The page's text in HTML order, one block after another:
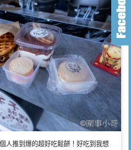
人推到爆的超好吃鬆餅！好吃到我想